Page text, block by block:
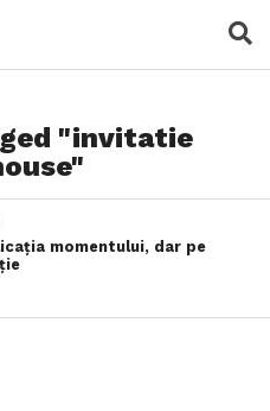
"invitatie
momentului, dar pe